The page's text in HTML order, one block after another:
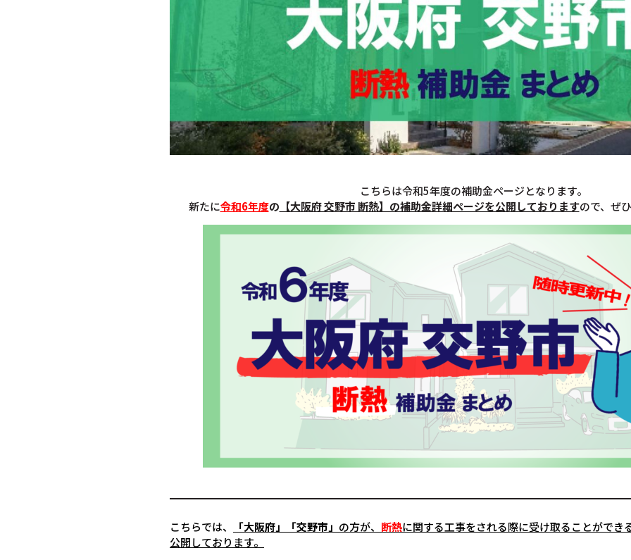
こちらは令和5年度の補助金ページとなります。
新たに令和6年度の 【大阪府 交野市 断熱】の補助金詳細ページを公開しておりますので、ぜ
こちらでは、 「大阪府」「交野市」 の方が、 断熱に関する工事をされる際に受け取ることができ
公開しております。